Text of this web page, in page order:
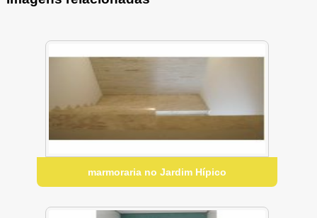
marmoraria no Jardim Hípico